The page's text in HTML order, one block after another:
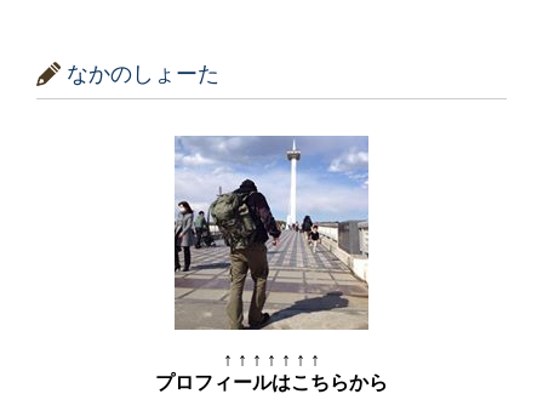
なかのしょーた
↑ ↑ ↑ ↑ ↑ ↑ ↑
プロフィールはこちらから